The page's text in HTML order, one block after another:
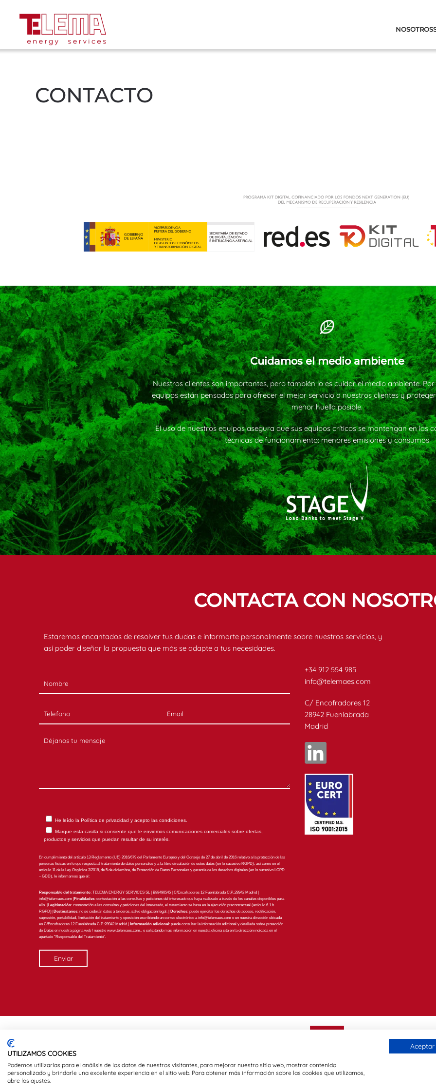
Skip to main content
NOSOTROS
CONTACTO
Cuidamos el medio ambiente
Nuestros clientes son importantes, pero también lo es cuidar el medio ambiente.
equipos están pensados para ofrecer el mejor servicio a nuestros clientes y
menor huella posible.
El uso de nuestros equipos asegura que sus equipos críticos se mantengan en las
técnicas de funcionamiento: menores emisiones y consumos
CONTACTA CON
Estaremos encantados de resolver tus dudas e informarte personalmente sobre nuestros servicios, y
así poder diseñar la propuesta que más se adapte a tus necesidades.
He leído la Política de privacidad y acepto las condiciones.
Marque esta casilla si consiente que le enviemos comunicaciones comerciales sobre ofertas,
productos y servicios que puedan resultar de su interés.
En cumplimiento del artículo 13 Reglamento (UE) 2016/679 del Parlamento Europeo y del Consejo de 27 de abril de 2016 relativo a la protección de las
personas físicas en lo que respecta al tratamiento de datos personales y a la libre circulación de estos datos (en lo sucesivo RGPD), así como en el
artículo 11 de la Ley Orgánica 3/2018, de 5 de diciembre, de Protección de Datos Personales y garantía de los derechos digitales (en lo sucesivo LOPD
– GDD), le informamos que el:
Responsable del tratamiento: TELEMA ENERGY SERVICES SL | B88490545 | C/Encofradores 12 Fuenlabrada C.P.:28942 Madrid |
info@telemaes.com Finalidades: contestación a las consultas y peticiones del interesado que haya realizado a través de los canales disponibles para
ello. | Legitimación: contestación a las consultas y peticiones del interesado, el tratamiento se basa en la ejecución precontractual (artículo 6.1.b
RGPD)| Destinatarios: no se cederán datos a terceros, salvo obligación legal. | Derechos: puede ejercitar los derechos de acceso, rectificación,
supresión, portabilidad, limitación del tratamiento y oposición escribiendo un correo electrónico ainfo@telemaes.com o en nuestra dirección ubicada
en C/Encofradores 12 Fuenlabrada C.P.:28942 Madrid.|
Información adicional: puede consultar la información adicional y detallada sobre protección
de Datos en nuestra página web / nuestro www.telemaes.com,, o solicitando más información en nuestra oficina sita en la dirección indicada en el
apartado “Responsable del Tratamiento”.
+34 912 554 985
info@telemaes.com
C/ Encofradores 12
28942 Fuenlabrada
Madrid
2023 - Telema Energy Services S.L.- Madrid ·
UTILIZAMOS COOKIES
Podemos utilizarlas para el análisis de los datos de nuestros visitantes, para mejorar nuestro sitio web, mostrar contenido
personalizado y brindarle una excelente experiencia en el sitio web. Para obtener más información sobre las cookies que utilizamos,
abre los ajustes.